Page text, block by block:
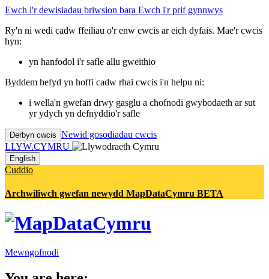
Ewch i'r dewisiadau briwsion bara Ewch i'r prif gynnwys
Ry'n ni wedi cadw ffeiliau o'r enw cwcis ar eich dyfais. Mae'r cwcis
hyn:
yn hanfodol i'r safle allu gweithio
Byddem hefyd yn hoffi cadw rhai cwcis i'n helpu ni:
i wella'n gwefan drwy gasglu a chofnodi gwybodaeth ar sut
yr ydych yn defnyddio'r safle
Derbyn cwcis Newid gosodiadau cwcis
LLYW.CYMRU
English
Cuddio
Archwiliwch gwefan newydd MapDataCymru BETA
Mewngofnodi